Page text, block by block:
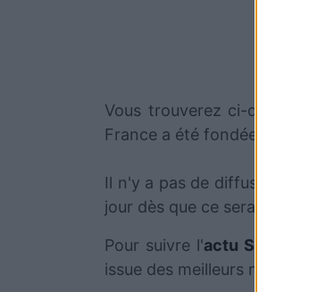
Vous trouverez ci-dessous
France a été fondée il y a 60
Il n'y a pas de diffusions de
jour dès que ce sera le cas.
Pour suivre l'actu Strasbourg
issue des meilleurs médias,